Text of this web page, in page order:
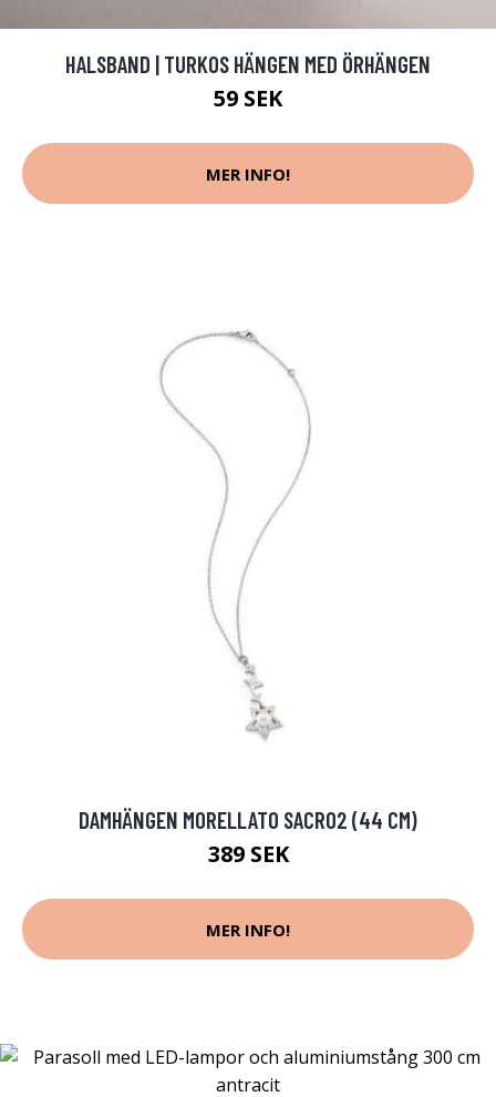
HALSBAND | TURKOS HÄNGEN MED ÖRHÄNGEN
59 SEK
MER INFO!
DAMHÄNGEN MORELLATO SACR02 (44 CM)
389 SEK
MER INFO!